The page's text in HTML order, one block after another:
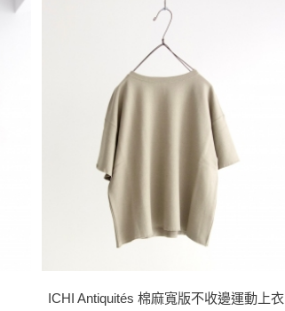
ICHI Antiquités 棉麻寬版不收邊運動上衣